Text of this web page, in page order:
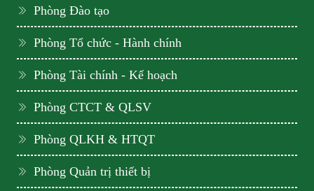
Phòng Đào tạo
Phòng Tổ chức - Hành chính
Phòng Tài chính - Kế hoạch
Phòng CTCT & QLSV
Phòng QLKH & HTQT
Phòng Quản trị thiết bị